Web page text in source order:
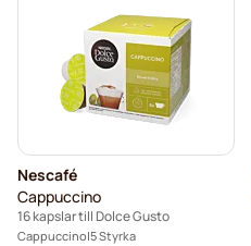
Nescafé
Cappuccino
16 kapslar till Dolce Gusto
Cappuccino 5 Styrka